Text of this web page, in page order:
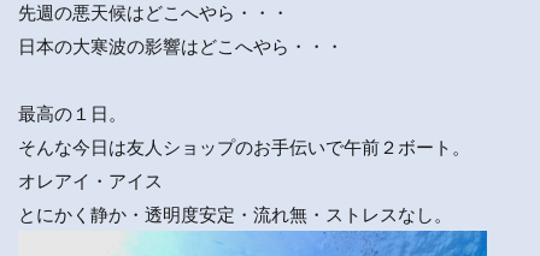
先週の悪天候はどこへやら・・・
日本の大寒波の影響はどこへやら・・・
最高の１日。
そんな今日は友人ショップのお手伝いで午前２ボート。
オレアイ・アイス
とにかく静か・透明度安定・流れ無・ストレスなし。